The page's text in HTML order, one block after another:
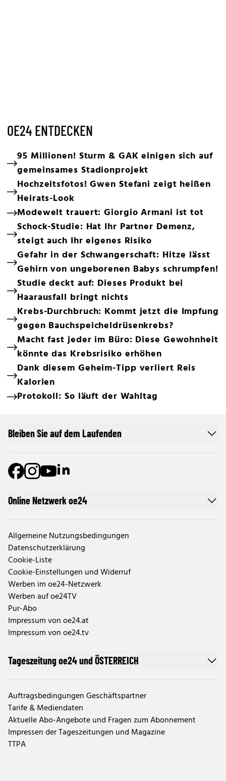
OE24 ENTDECKEN
95 Millionen! Sturm & GAK einigen sich auf
gemeinsames Stadionprojekt
Hochzeitsfotos! Gwen Stefani zeigt heißen
Heirats-Look
Modewelt trauert: Giorgio Armani ist tot
Schock-Studie: Hat Ihr Partner Demenz,
steigt auch Ihr eigenes Risiko
Gefahr in der Schwangerschaft: Hitze lässt
Gehirn von ungeborenen Babys schrumpfen!
Studie deckt auf: Dieses Produkt bei
Haarausfall bringt nichts
Krebs-Durchbruch: Kommt jetzt die Impfung
gegen Bauchspeicheldrüsenkrebs?
Macht fast jeder im Büro: Diese Gewohnheit
könnte das Krebsrisiko erhöhen
Dank diesem Geheim-Tipp verliert Reis
Kalorien
Protokoll: So läuft der Wahltag
Online Netzwerk oe24
Allgemeine Nutzungsbedingungen
Datenschutzerklärung
Cookie-Liste
Cookie-Einstellungen und Widerruf
Werben im oe24-Netzwerk
Werben auf oe24TV
Pur-Abo
Impressum von oe24.at
Impressum von oe24.tv
Tageszeitung oe24 und ÖSTERREICH
Auftragsbedingungen Geschäftspartner
Tarife & Mediendaten
Aktuelle Abo-Angebote und Fragen zum Abonnement
Impressen der Tageszeitungen und Magazine
TTPA
Bleiben Sie auf dem Laufenden